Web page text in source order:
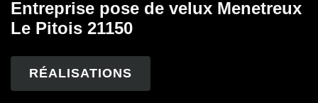
Entreprise pose de velux Menetreux
Le Pitois 21150
RÉALISATIONS